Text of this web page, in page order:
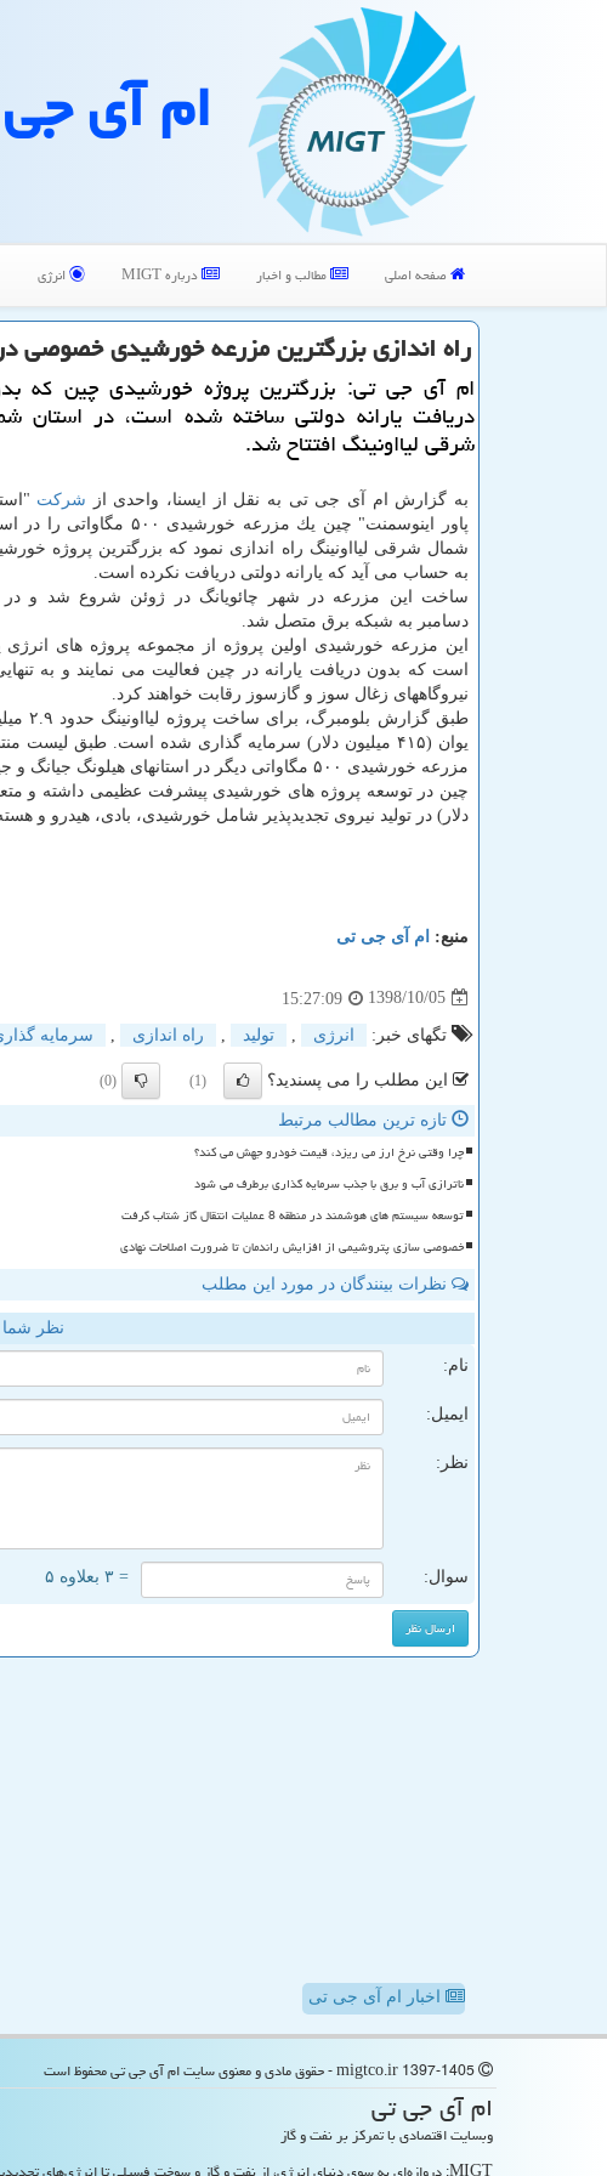
ام آی
صفحه اصلی مطالب و اخبار درباره MIGT انرژی
راه اندازی بزرگترین مزرعه خورشیدی خصوصی
ام آی جی تی: بزرگترین پروژه خورشیدی چین كه
دریافت یارانه دولتی ساخته شده است، در استان
شرقی لیااونینگ افتتاح شد.
به گزارش ام آی جی تی به نقل از ایسنا، واحدی از شركت
پاور اینوسمنت" چین یك مزرعه خورشیدی ۵۰۰ مگاواتی
شمال شرقی لیااونینگ راه اندازی نمود كه بزرگترین پروژه
به حساب می آید كه یارانه دولتی دریافت نكرده است.
دسامبر به شبكه برق متصل شد.
این مزرعه خورشیدی اولین پروژه از مجموعه پروژه های انرژی
است كه بدون دریافت یارانه در چین فعالیت می نمایند و به
نیروگاههای زغال سوز و گازسوز رقابت خواهند كرد.
طبق گزارش بلومبرگ، برای
یوان (۴۱۵ میلیون دلار) سرمایه گذاری شده است. طبق
مزرعه خورشیدی ۵۰۰ مگاواتی دیگر در استانهای هیلونگ جیانگ و جیانگ سو در دست ساخت هستند كه حمایت مالی دولت را دریافت نكرده اند.
دلار) در تولید نیروی تجدیدپذیر شامل خورشیدی، بادی، هیدرو و
منبع: ام آی جی تی
1398/10/05
15:27:09
تگهای خبر: انرژی تولید راه اندازی سرمایه
این مطلب را می پسندید؟ (1)
(0)
تازه ترین مطالب مرتبط
چرا وقتی نرخ ارز می ریزد، قیمت خودرو جهش می کند؟
ناترازی آب و برق با جذب سرمایه گذاری برطرف می شود
توسعه سیستم های هوشمند در منطقه 8 عملیات انتقال گاز شتاب گرفت
خصوصی سازی پتروشیمی از افزایش راندمان تا ضرورت اصلاحات نهادی
نظرات بینندگان در مورد این مطلب
نظر
نام:
ایمیل:
نظر:
سوال: = ۳ بعلاوه ۵
اخبار ام آی جی تی
ام آی جی تی
وبسایت اقتصادی با تمرکز بر نفت و گاز